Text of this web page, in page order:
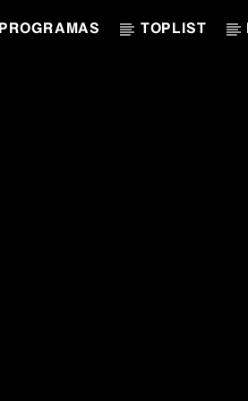
PROGRAMAS TOPLIST